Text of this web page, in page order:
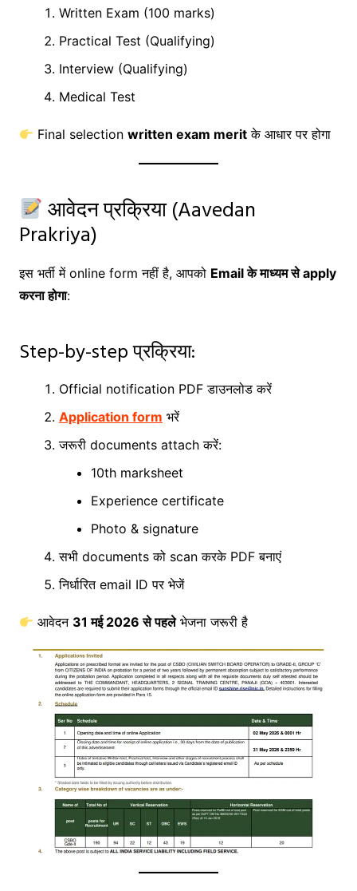
Written Exam (100 marks)
Practical Test (Qualifying)
Interview (Qualifying)
Medical Test
Final selectionwritten exam merit के आधार पर होगा
आवेदन प्रक्रिया (Aavedan
Prakriya)
इस भर्ती में online form नहीं है, आपको Email के माध्यम से apply
करना होगा:
Step-by-step प्रक्रिया:
Official notification PDF डाउनलोड करें
Application form भरें
जरूरी documents attach करें:
10th marksheet
Experience certificate
Photo & signature
सभी documents को scan करके PDF बनाएं
निर्धारित email ID पर भेजें
आवेदन 31 मई 2026 से पहलेभेजना जरूरी है